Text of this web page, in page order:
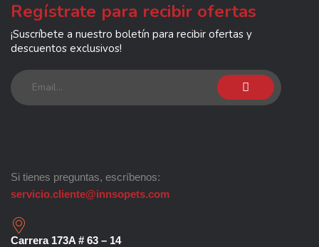
Regístrate para recibir ofertas
¡Suscríbete a nuestro boletín para recibir ofertas y
descuentos exclusivos!
Si tienes preguntas, escríbenos:
servicio.cliente@innsopets.com
Carrera 173A # 63 – 14